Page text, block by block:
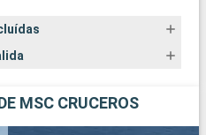
MSC CRUCEROS